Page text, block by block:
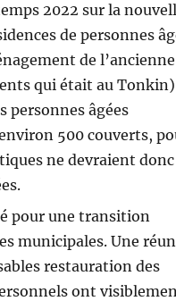
2022 sur la
de personnes
de l’ancienne
qui était au
personnes âgées
500 couverts,
ne devraient donc
pour une transition
municipales. Une
restauration des
ont